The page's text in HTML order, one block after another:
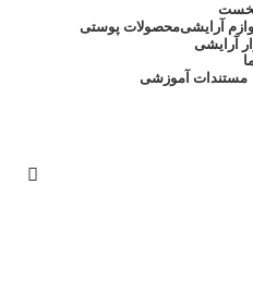
آرایشیمحصولات پوستی
آرایشی
مستندات آموزشی